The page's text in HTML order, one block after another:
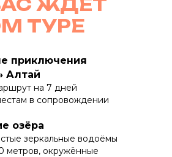
ЖДЁТ
ТУРЕ
приключения
Алтай
на 7 дней
в сопровождении
озёра
зеркальные водоёмы
метров, окружённые